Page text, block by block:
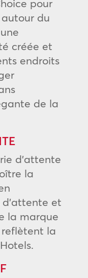
pour
du
créée et
endroits
de la
d’attente
la
et
la marque
la